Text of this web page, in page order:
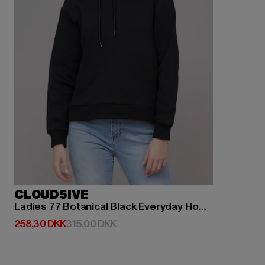
CLOUD5IVE
Ladies 77 Botanical Black Everyday Hoodie
258,30 DKK
Nuværende pris: 258,30 DKK
315,00 DKKKampagnepris: 315,00 DKK